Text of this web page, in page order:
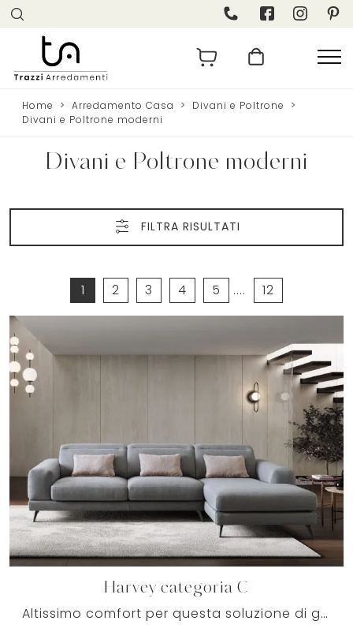
Home > Arredamento Casa > Divani e Poltrone
>
Divani e Poltrone moderni
Divani e Poltrone moderni
FILTRA RISULTATI
1 2 3 4 5 .... 12
Harvey categoria C
Altissimo comfort per questa soluzione di grande valore: tra molteplici divani con penisola di Le Comfort, risalta per le sue doti di praticità e ...